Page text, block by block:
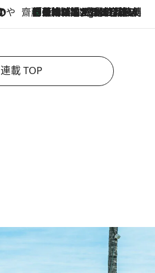
齋藤 薫 美容脳ルネサンス
5 Hours Ago
「荷物が増えるほど旅ストレスは増す」美容ジャーナリストがたどり着いた最終結論。“化粧品を劇的に減らす”感動の凝縮美容とは
連載 TOP